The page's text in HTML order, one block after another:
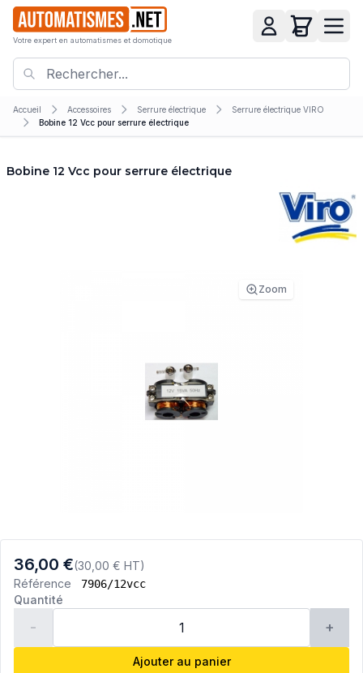
Votre expert en automatismes et domotique
Accueil Accessoires Serrure électrique
Serrure électrique VIRO
Bobine 12 Vcc pour serrure électrique
Bobine 12 Vcc pour serrure électrique
Zoom
36,00 €(30,00 € HT)
Référence
7906/12vcc
Quantité
- +
Ajouter au panier